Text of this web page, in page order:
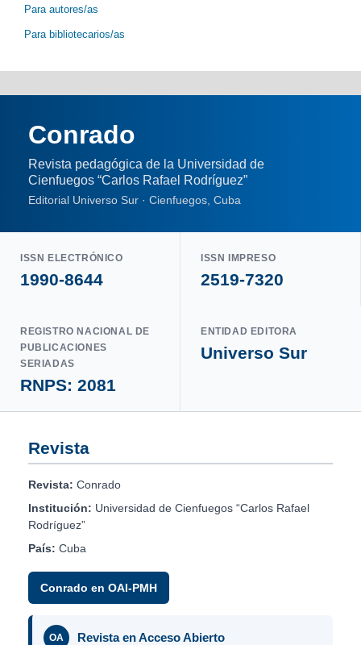
Para autores/as
Para bibliotecarios/as
Conrado
Revista pedagógica de la Universidad de
Cienfuegos “Carlos Rafael Rodríguez”
Editorial Universo Sur · Cienfuegos, Cuba
ISSN ELECTRÓNICO
1990-8644
ISSN IMPRESO
2519-7320
REGISTRO NACIONAL DE
PUBLICACIONES
SERIADAS
RNPS: 2081
ENTIDAD EDITORA
Universo Sur
Revista
Revista: Conrado
Institución: Universidad de Cienfuegos “Carlos Rafael
Rodríguez”
País: Cuba
Conrado en OAI-PMH
OA Revista en Acceso Abierto